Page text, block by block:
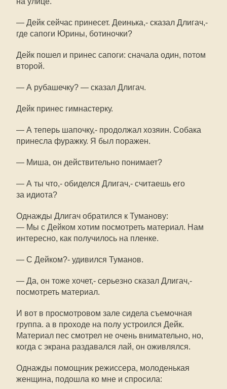
— Дейк сейчас принесет. Деинька,- сказал Длигач,-
где сапоги Юрины, ботиночки?
Дейк пошел и принес сапоги: сначала один, потом
второй.
— А рубашечку? — сказал Длигач.
Дейк принес гимнастерку.
— А теперь шапочку,- продолжал хозяин. Собака
принесла фуражку. Я был поражен.
— Миша, он действительно понимает?
— А ты что,- обиделся Длигач,- считаешь его
за идиота?
Однажды Длигач обратился к Туманову:
— Мы с Дейком хотим посмотреть материал. Нам
интересно, как получилось на пленке.
— С Дейком?- удивился Туманов.
— Да, он тоже хочет,- серьезно сказал Длигач,-
посмотреть материал.
И вот в просмотровом зале сидела съемочная
группа. а в проходе на полу устроился Дейк.
Материал пес смотрел не очень внимательно, но,
когда с экрана раздавался лай, он оживлялся.
Однажды помощник режиссера, молоденькая
женщина, подошла ко мне и спросила: